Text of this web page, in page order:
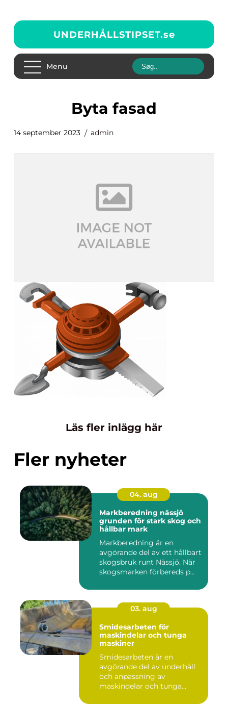
UNDERHÅLLSTIPSET.se
Menu
byta fasad
14 september 2023 admin
Läs fler inlägg här
Fler nyheter
04. aug
Markberedning nässjö
grunden för stark skog och
hållbar mark
Markberedning är en
avgörande del av ett hållbart
skogsbruk runt Nässjö. När
skogsmarken förbereds p...
03. aug
Smidesarbeten för
maskindelar och tunga
maskiner
Smidesarbeten är en
avgörande del av underhåll
och anpassning av
maskindelar och tunga